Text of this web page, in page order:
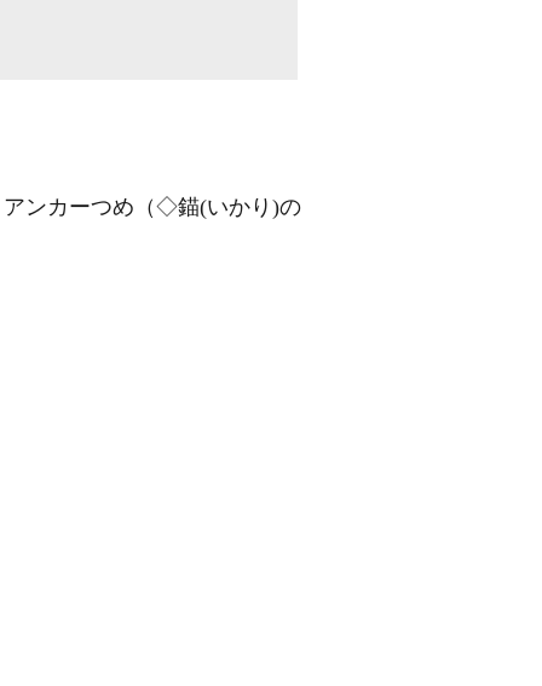
アンカーつめ（◇錨(いかり)の